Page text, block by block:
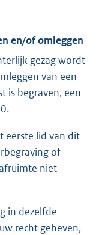
en/of omleggen
gezag wordt
van een
is begraven, een
eerste lid van dit
of
niet
in dezelfde
recht geheven,